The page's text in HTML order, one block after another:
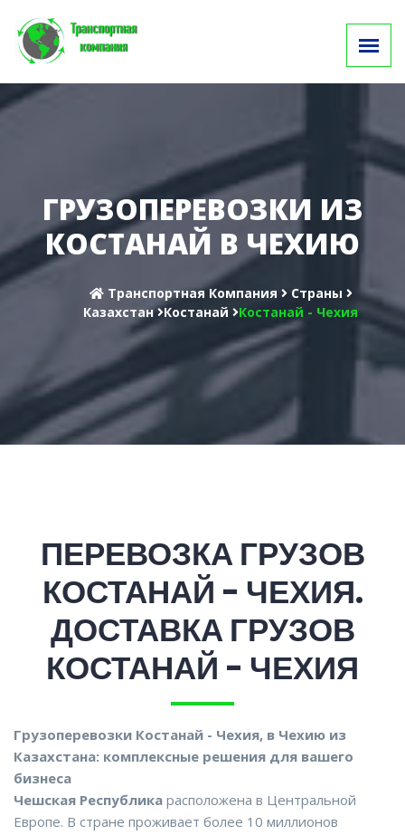
ГРУЗОПЕРЕВОЗКИ ИЗ
КОСТАНАЙ В ЧЕХИЮ
Транспортная Компания
Cтраны
Казахстан
Костанай Костанай - Чехия
ПЕРЕВОЗКА ГРУЗОВ
КОСТАНАЙ - ЧЕХИЯ.
ДОСТАВКА ГРУЗОВ
КОСТАНАЙ - ЧЕХИЯ
Грузоперевозки Костанай - Чехия, в Чехию из
Казахстана: комплексные решения для вашего
бизнеса
Чешская Республика расположена в Центральной
Европе. В стране проживает более 10 миллионов